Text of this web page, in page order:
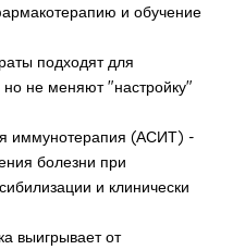
и обучение
подходят для
не меняют "настройку"
иммунотерапия (АСИТ) -
болезни при
и клинически
выигрывает от